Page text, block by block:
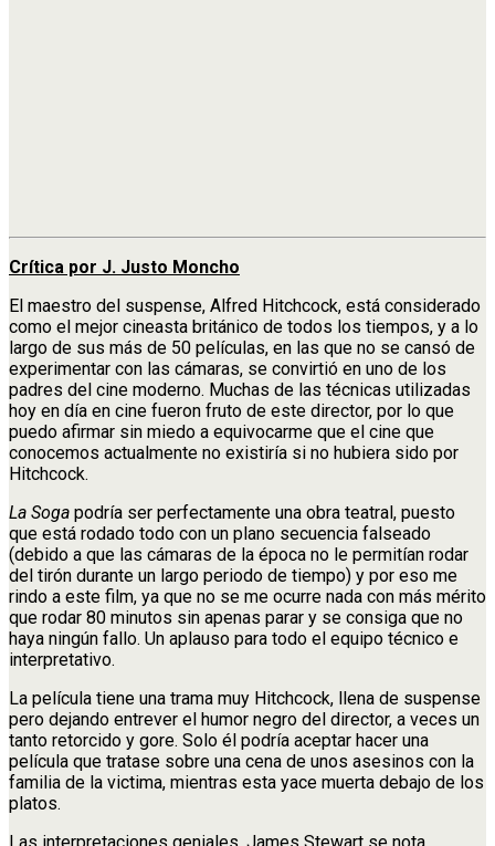
Crítica por J. Justo Moncho
El maestro del suspense, Alfred Hitchcock, está considerado
como el mejor cineasta británico de todos los tiempos, y a lo
largo de sus más de 50 películas, en las que no se cansó de
experimentar con las cámaras, se convirtió en uno de los
padres del cine moderno. Muchas de las técnicas utilizadas
hoy en día en cine fueron fruto de este director, por lo que
puedo afirmar sin miedo a equivocarme que el cine que
conocemos actualmente no existiría si no hubiera sido por
Hitchcock.
La Soga podría ser perfectamente una obra teatral, puesto
que está rodado todo con un plano secuencia falseado
(debido a que las cámaras de la época no le permitían rodar
del tirón durante un largo periodo de tiempo) y por eso me
rindo a este film, ya que no se me ocurre nada con más mérito
que rodar 80 minutos sin apenas parar y se consiga que no
haya ningún fallo. Un aplauso para todo el equipo técnico e
interpretativo.
La película tiene una trama muy Hitchcock, llena de suspense
pero dejando entrever el humor negro del director, a veces un
tanto retorcido y gore. Solo él podría aceptar hacer una
película que tratase sobre una cena de unos asesinos con la
familia de la victima, mientras esta yace muerta debajo de los
platos.